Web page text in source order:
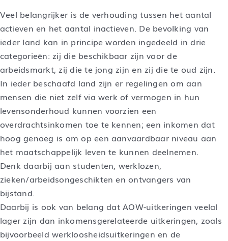
Veel belangrijker is de verhouding tussen het aantal
actieven en het aantal inactieven. De bevolking van
ieder land kan in principe worden ingedeeld in drie
categorieën: zij die beschikbaar zijn voor de
arbeidsmarkt, zij die te jong zijn en zij die te oud zijn.
In ieder beschaafd land zijn er regelingen om aan
mensen die niet zelf via werk of vermogen in hun
levensonderhoud kunnen voorzien een
overdrachtsinkomen toe te kennen; een inkomen dat
hoog genoeg is om op een aanvaardbaar niveau aan
het maatschappelijk leven te kunnen deelnemen.
Denk daarbij aan studenten, werklozen,
zieken/arbeidsongeschikten en ontvangers van
bijstand.
Daarbij is ook van belang dat AOW-uitkeringen veelal
lager zijn dan inkomensgerelateerde uitkeringen, zoals
bijvoorbeeld werkloosheidsuitkeringen en de